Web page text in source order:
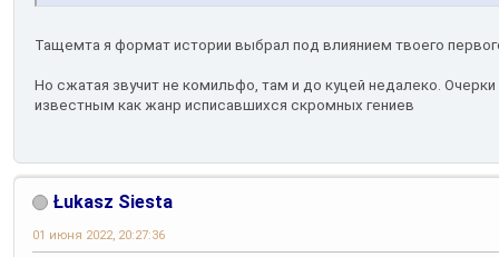
Тащемта я формат истории выбрал под влиянием твоего
Но сжатая звучит не комильфо, там и до куцей недалеко.
известным как жанр исписавшихся скромных гениев
Łukasz Siesta
01 июня 2022, 20:27:36